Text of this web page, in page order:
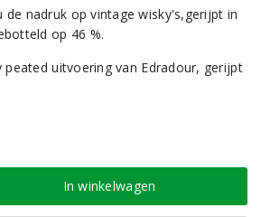
de nadruk op vintage wisky's,gerijpt in
op 46 %.
peated uitvoering van Edradour, gerijpt
In winkelwagen